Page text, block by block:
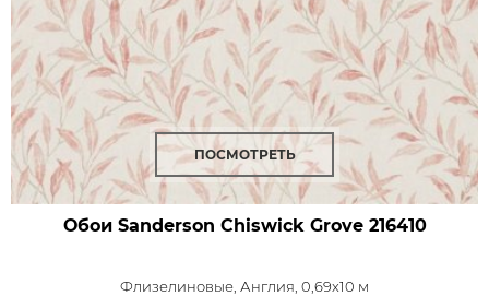
ПОСМОТРЕТЬ
Обои Sanderson Chiswick Grove216410
Флизелиновые, Англия, 0,69x10 м